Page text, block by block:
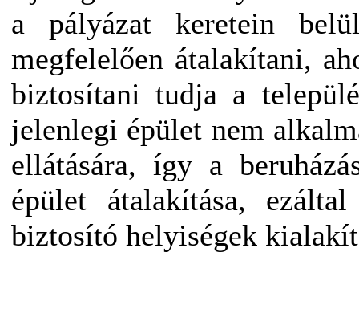
a pályázat keretein
megfelelően átalakítani,
biztosítani tudja a
jelenlegi épület nem
ellátására, így a
épület átalakítása,
biztosító helyiségek